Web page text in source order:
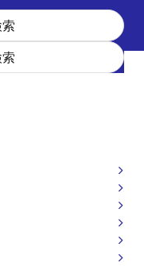
ネジメント
ジメン